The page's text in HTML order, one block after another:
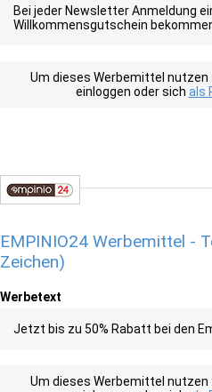
Bei jeder Newsletter Anmeldung
Willkommensgutschein
Um dieses Werbemittel nutzen
einloggen oder sich als
EMPINIO24 Werbemittel -
Zeichen)
Werbetext
Jetzt bis zu 50% Rabatt bei den
Um dieses Werbemittel nutzen